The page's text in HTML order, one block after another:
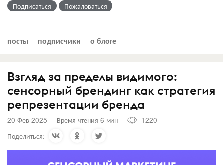
Подписаться Пожаловаться
посты подписчики о блоге
Взгляд за пределы видимого:
сенсорный брендинг как стратегия
репрезентации бренда
20 Фев 2025 Время чтения 6 мин
1220
Поделиться: